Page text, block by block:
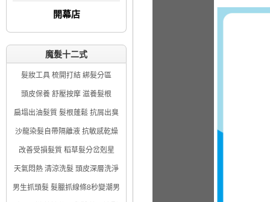
開幕店
魔髮十二式
髮妝工具 梳開打結 綁髮分區
頭皮保養 舒壓按摩 滋養髮根
扁塌出油髮質 髮根蓬鬆 抗屑出臭
沙龍染髮自帶隔離液 抗敏感乾燥
改善受損髮質 稻草髮分岔剋星
天氣悶熱 清涼洗髮 頭皮深層洗淨
男生抓頭髮 髮臘抓線條8秒變潮男